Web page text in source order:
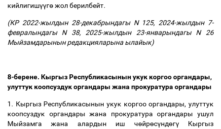
кийлигишүүгөжол берилбейт.
(КР 2022-жылдын 28-декабрындагы N 125, 2024-жылдын 7-
февралындагы N 38, 2025-жылдын 23-январындагы N 26
Мыйзамдарынын редакцияларына ылайык)
8-берене. Кыргыз Республикасынын укук коргоо органдары,
улуттук коопсуздук органдары жана прокуратура органдары
1. Кыргыз Республикасынын укук коргоо органдары, улуттук
коопсуздук органдары жана прокуратура органдары ушул
Мыйзамга жана алардын иш чөйрөсүндөгүКыргыз